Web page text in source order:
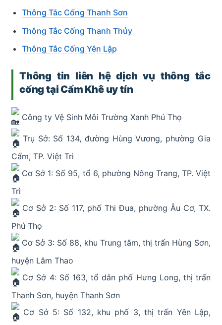
Thông Tắc Cống Thanh Sơn
Thông Tắc Cống Thanh Thủy
Thông Tắc Cống Yên Lập
Thông tin liên hệ dịch vụ thông tắc
cống tại Cẩm Khê uy tín
Công ty Vệ Sinh Môi Trường Xanh Phú Thọ
Trụ Sở: Số 134, đường Hùng Vương, phường Gia
Cẩm, TP. Việt Trì
Cơ Sở 1: Số 95, tổ 6, phường Nông Trang, TP. Việt
Trì
Cơ Sở 2: Số 117, phố Thi Đua, phường Âu Cơ, TX.
Phú Thọ
Cơ Sở 3: Số 88, khu Trung tâm, thị trấn Hùng Sơn,
huyện Lâm Thao
Cơ Sở 4: Số 163, tổ dân phố Hưng Long, thị trấn
Thanh Sơn, huyện Thanh Sơn
Cơ Sở 5: Số 132, khu phố 3, thị trấn Yên Lập,